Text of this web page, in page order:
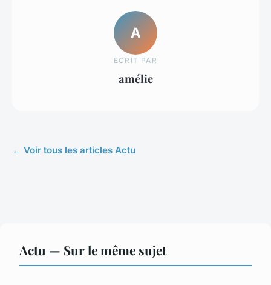
A
ECRIT PAR
amélie
← Voir tous les articles Actu
Actu — Sur le même sujet